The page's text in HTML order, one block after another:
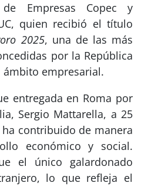
Empresas Copec y
quien recibió el título
2025, una de las más
por la República
empresarial.
entregada en Roma por
Sergio Mattarella, a 25
contribuido de manera
económico y social.
el único galardonado
lo que refleja el